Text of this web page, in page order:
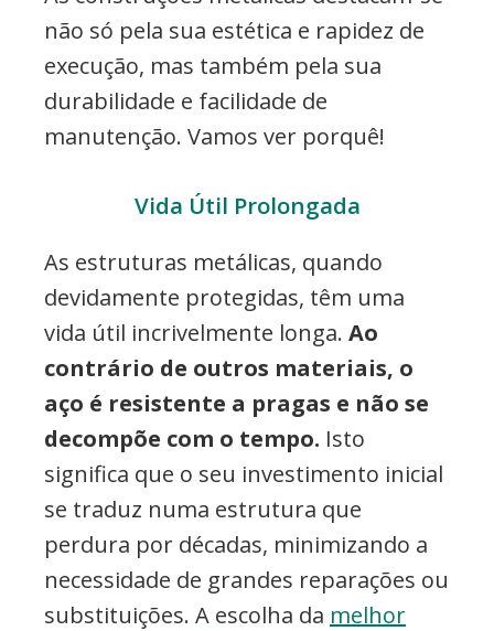
não só pela sua estética e rapidez de
execução, mas também pela sua
durabilidade e facilidade de
manutenção. Vamos ver porquê!
Vida Útil Prolongada
As estruturas metálicas, quando
devidamente protegidas, têm uma
vida útil incrivelmente longa. Ao
contrário de outros materiais, o
aço é resistente a pragas e não se
decompõe com o tempo. Isto
significa que o seu investimento inicial
se traduz numa estrutura que
perdura por décadas, minimizando a
necessidade de grandes reparações ou
substituições. A escolha da melhor